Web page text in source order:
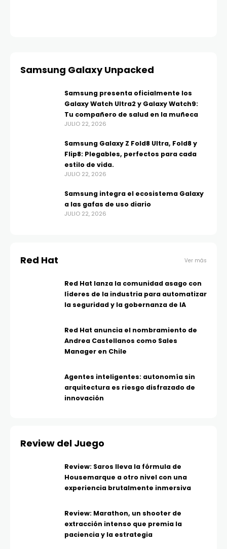
Samsung Galaxy Unpacked
Samsung presenta oficialmente los
Galaxy Watch Ultra2 y Galaxy Watch9:
Tu compañero de salud en la muñeca
JULIO 22, 2026
Samsung Galaxy Z Fold8 Ultra, Fold8 y
Flip8: Plegables, perfectos para cada
estilo de vida.
JULIO 22, 2026
Samsung integra el ecosistema Galaxy
a las gafas de uso diario
JULIO 22, 2026
Red Hat Ver más
Red Hat lanza la comunidad asago con
líderes de la industria para automatizar
la seguridad y la gobernanza de IA
Red Hat anuncia el nombramiento de
Andrea Castellanos como Sales
Manager en Chile
Agentes inteligentes: autonomía sin
arquitectura es riesgo disfrazado de
innovación
Review del Juego
Review: Saros lleva la fórmula de
Housemarque a otro nivel con una
experiencia brutalmente inmersiva
Review: Marathon, un shooter de
extracción intenso que premia la
paciencia y la estrategia